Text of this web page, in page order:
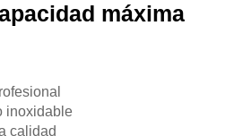
máxima
inoxidable
calidad